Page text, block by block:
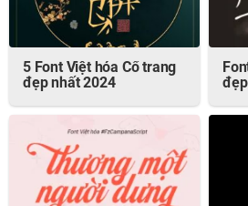
5 Font Việt hóa Cổ trang
đẹp nhất 2024